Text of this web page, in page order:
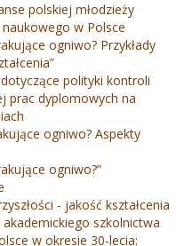
polskiej młodzieży
w Polsce
ogniwo? Przykłady
polityki kontroli
prac dyplomowych na
ogniwo? Aspekty
ogniwo?”
- jakość kształcenia
szkolnictwa
w okresie 30-lecia: